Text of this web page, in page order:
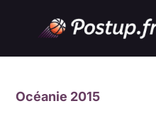
Océanie 2015